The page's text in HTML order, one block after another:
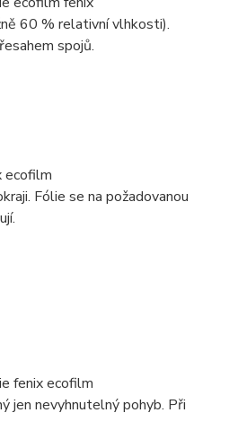
60 % relativní vlhkosti).
spojů.
Fólie se na požadovanou
jen nevyhnutelný pohyb. Při